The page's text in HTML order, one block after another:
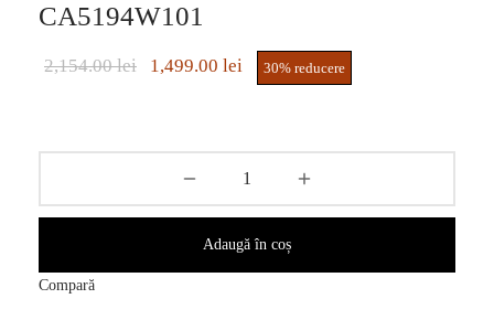
CA5194W101
30% reducere
2,154.00lei
Prețul inițial
1,499.00 lei
Prețul
Adaugă în coș
Compară